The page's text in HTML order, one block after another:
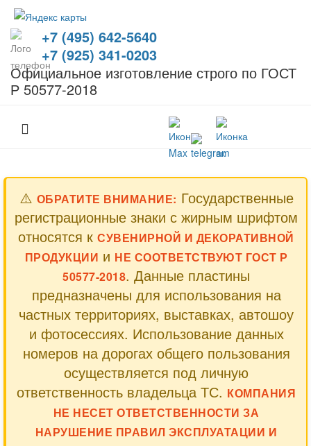
+7 (495) 642-5640
+7 (925) 341-0203
Официальное изготовление строго по ГОСТ
Р 50577-2018
⚠️ ОБРАТИТЕ ВНИМАНИЕ: Государственные
регистрационные знаки с жирным шрифтом
относятся кСУВЕНИРНОЙ И ДЕКОРАТИВНОЙ
ПРОДУКЦИИ и НЕ СООТВЕТСТВУЮТ ГОСТ Р
50577-2018. Данные пластины
предназначены для использования на
частных территориях, выставках, автошоу
и фотосессиях. Использование данных
номеров на дорогах общего пользования
осуществляется под личную
ответственность владельца ТС. КОМПАНИЯ
НЕ НЕСЕТ ОТВЕТСТВЕННОСТИ ЗА
НАРУШЕНИЕ ПРАВИЛ ЭКСПЛУАТАЦИИ И